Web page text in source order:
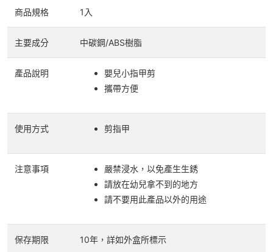
商品規格 1入
主要成分 中碳鋼/ABS樹脂
產品說明
嬰兒小指甲剪
攜帶方便
使用方式 剪指甲
注意事項
嚴禁浸水，以免產生生銹
請放在幼兒拿不到的地方
請不要用此產品以外的用途
保存期限 10年，詳如外盒所標示